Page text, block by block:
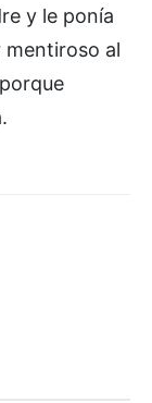
y le ponía
mentiroso al